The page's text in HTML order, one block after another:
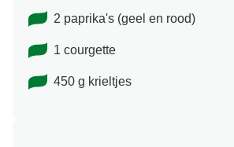
2 paprika's (geel en rood)
1 courgette
450 g krieltjes